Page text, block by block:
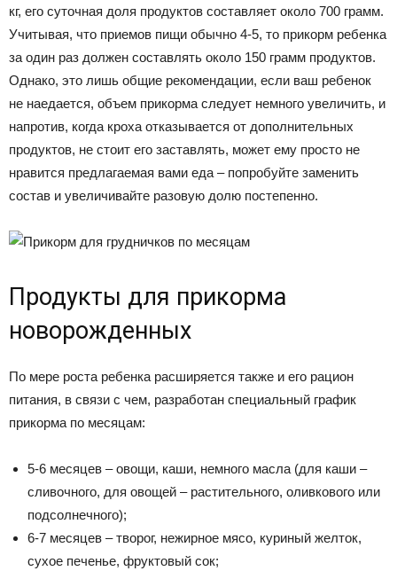
кг, его суточная доля продуктов составляет около 700 грамм.
Учитывая, что приемов пищи обычно 4-5, то прикорм ребенка
за один раз должен составлять около 150 грамм продуктов.
Однако, это лишь общие рекомендации, если ваш ребенок
не наедается, объем прикорма следует немного увеличить, и
напротив, когда кроха отказывается от дополнительных
продуктов, не стоит его заставлять, может ему просто не
нравится предлагаемая вами еда – попробуйте заменить
состав и увеличивайте разовую долю постепенно.
Продукты для прикорма
новорожденных
По мере роста ребенка расширяется также и его рацион
питания, в связи с чем, разработан специальный график
прикорма по месяцам:
5-6 месяцев – овощи, каши, немного масла (для каши –
сливочного, для овощей – растительного, оливкового или
подсолнечного);
6-7 месяцев – творог, нежирное мясо, куриный желток,
сухое печенье, фруктовый сок;